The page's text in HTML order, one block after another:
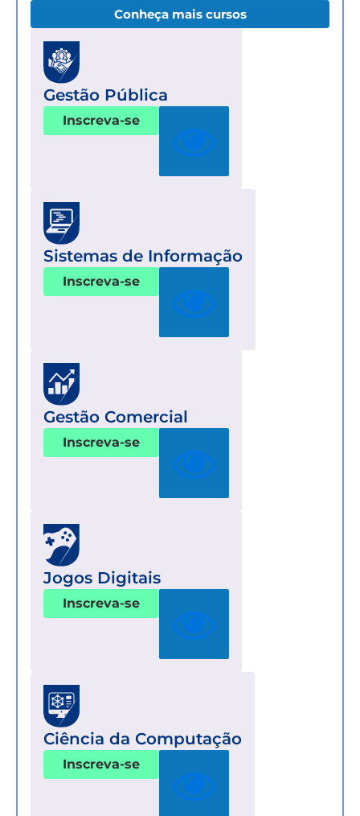
Conheça mais cursos
Gestão Pública
Inscreva-se
Sistemas de Informação
Inscreva-se
Gestão Comercial
Inscreva-se
Jogos Digitais
Inscreva-se
Ciência da Computação
Inscreva-se